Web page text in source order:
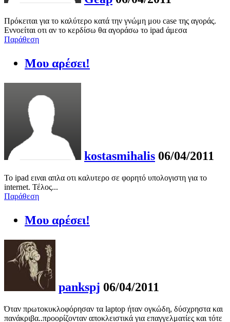
Πρόκειται για το καλύτερο κατά την γνώμη μου case της αγοράς.
Εννοείται οτι αν το κερδίσω θα αγοράσω το ipad άμεσα
Παράθεση
Μου αρέσει!
kostasmihalis 06/04/2011
To ipad ειναι απλα οτι καλυτερο σε φορητό υπολογιστη για το
internet. Τέλος...
Παράθεση
Μου αρέσει!
pankspj 06/04/2011
Όταν πρωτοκυκλοφόρησαν τα laptop ήταν ογκώδη, δύσχρηστα και
πανάκριβα..προορίζονταν αποκλειστικά για επαγγελματίες και τότε